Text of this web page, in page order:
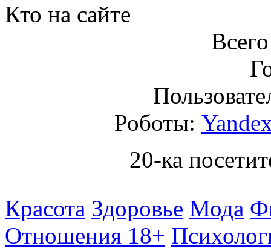
Кто на сайте
Роботы:
20-ка
Красота Здоровье Мода
Отношения 18+